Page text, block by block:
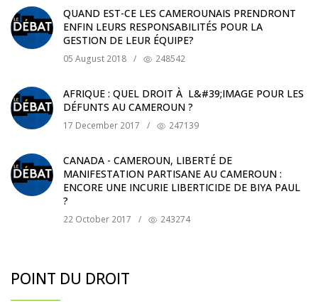
QUAND EST-CE LES CAMEROUNAIS PRENDRONT
ENFIN LEURS RESPONSABILITÉS POUR LA
GESTION DE LEUR ÉQUIPE?
05 August 2018 / 248542
AFRIQUE : QUEL DROIT À L&#39;IMAGE POUR LES
DÉFUNTS AU CAMEROUN ?
17 December 2017 / 247139
CANADA - CAMEROUN, LIBERTÉ DE
MANIFESTATION PARTISANE AU CAMEROUN :
ENCORE UNE INCURIE LIBERTICIDE DE BIYA PAUL
?
22 October 2017 / 243274
POINT DU DROIT